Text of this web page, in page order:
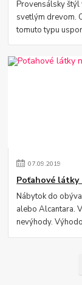
Provensálsky štýl
svetlým drevom.
tomuto typu
07.09.2019
Poťahové
Nábytok do
alebo Alcantara.
nevýhody.